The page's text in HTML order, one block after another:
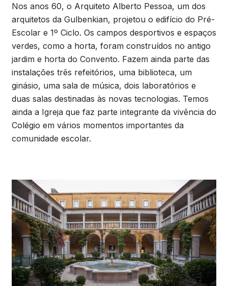
Nos anos 60, o Arquiteto Alberto Pessoa, um dos
arquitetos da Gulbenkian, projetou o edifício do Pré-
Escolar e 1º Ciclo. Os campos desportivos e espaços
verdes, como a horta, foram construídos no antigo
jardim e horta do Convento. Fazem ainda parte das
instalações três refeitórios, uma biblioteca, um
ginásio, uma sala de música, dois laboratórios e
duas salas destinadas às novas tecnologias. Temos
ainda a Igreja que faz parte integrante da vivência do
Colégio em vários momentos importantes da
comunidade escolar.